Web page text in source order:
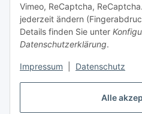
Alle
Vimeo, ReCaptcha,
jederzeit ändern
Details finden Sie unter
Datenschutzerklärung.
Impressum Datenschutz
Telefon: +4915142420171
E-Mail: verkauf@marmey-
Informationen
Gesetzliche Informationen